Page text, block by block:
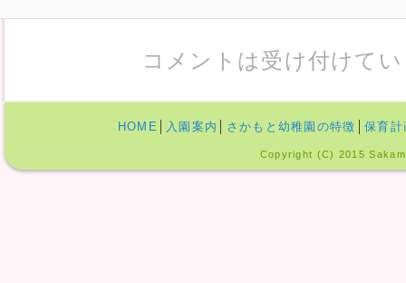
コメントは受け付けて
HOME 入園案内 さかもと幼稚園の特徴 保育計
Copyright (C) 2015